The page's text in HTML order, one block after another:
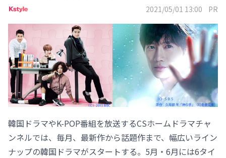
2021/05/01 13:00 PR
韓国ドラマやK-POP番組を放送するCSホームドラマチャ
ンネルでは、毎月、最新作から話題作まで、幅広いライン
ナップの韓国ドラマがスタートする。5月・6月には6タイ